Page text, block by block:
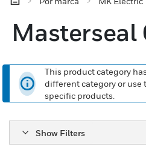
Masterseal
This product category
different category or use
specific products.
Show Filters